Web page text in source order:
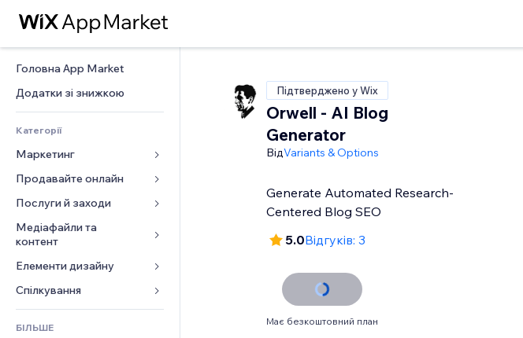
Головна App Market
Додатки зі знижкою
Категорії
Маркетинг
Реклама
Мобільний
Аналітика
Соцмережі
SEO
Залучення
Розміщення сайту
Ел. пошта
Продавайте онлайн
Додатки для магазинів
Надсилання та доставка
Кнопки продажу
Онлайн‑курси
Друк на замовлення
Бухгалтерський облік
Купони й лояльність
Послуги й заходи
Готелі
Заходи
Ресторани
Нерухомість
Медіафайли та
контент
Галерея
Музика
Подкасти
Фотографія
Елементи дизайну
Карти й навігація
Конфіденційність і безпека
Годинник
Форми
БІЛЬШЕ
Підтверджено у Wix
Orwell - AI Blog
Generator
ВідVariants & Options
Generate Automated Research-
Centered Blog SEO
5.0Відгуків: 3
Має безкоштовний план